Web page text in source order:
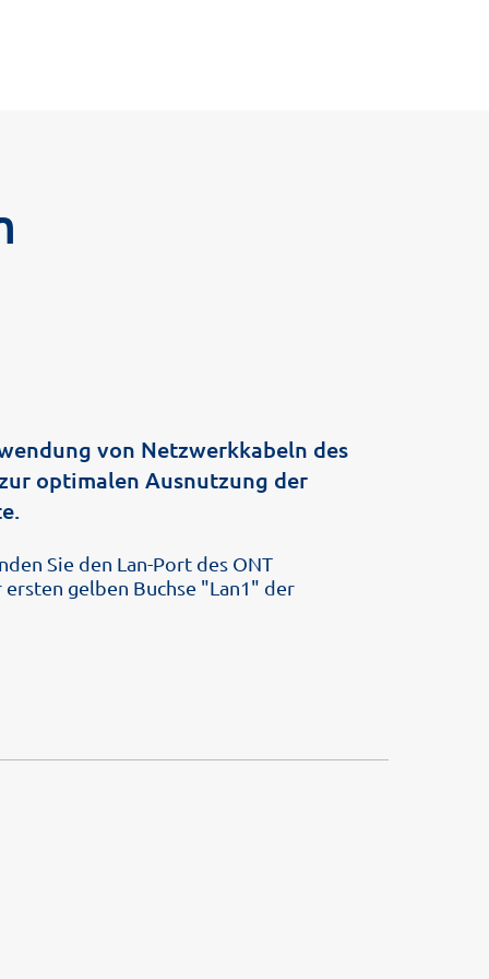
von Netzwerkkabeln des
optimalen Ausnutzung der
Sie den Lan-Port des ONT
gelben Buchse "Lan1" der